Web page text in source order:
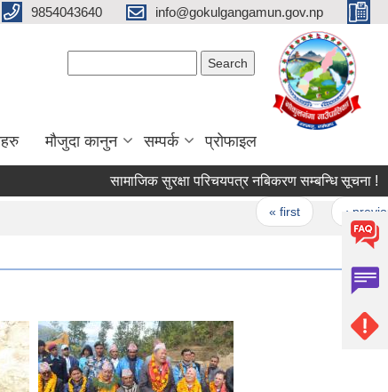
9854043640 info@gokulgangamun.gov.np
मौजुदा कानुन सम्पर्क प्रोफाइल
सामाजिक सुरक्षा परिचयपत्र नबिकरण सम्बन्धि सूचना !
« first ‹ previous